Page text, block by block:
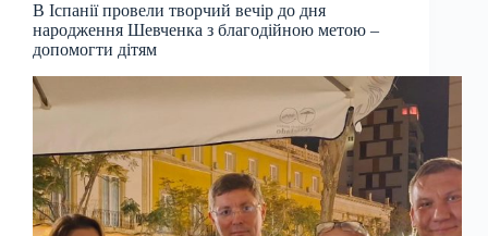
В Іспанії провели творчий вечір до дня
народження Шевченка з благодійною метою –
допомогти дітям